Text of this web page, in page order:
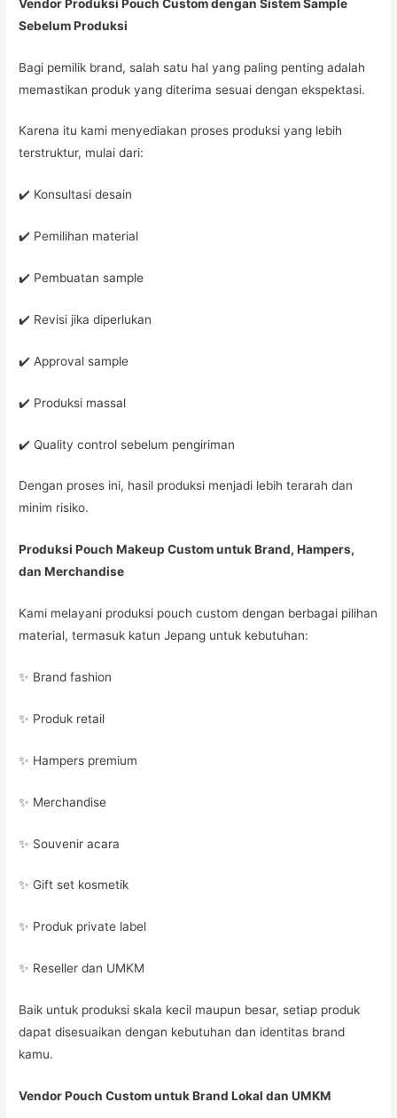
Vendor Produksi Pouch Custom dengan Sistem Sample
Sebelum Produksi
Bagi pemilik brand, salah satu hal yang paling penting adalah
memastikan produk yang diterima sesuai dengan ekspektasi.
Karena itu kami menyediakan proses produksi yang lebih
terstruktur, mulai dari:
✔️ Konsultasi desain
✔️ Pemilihan material
✔️ Pembuatan sample
✔️ Revisi jika diperlukan
✔️ Approval sample
✔️ Produksi massal
✔️ Quality control sebelum pengiriman
Dengan proses ini, hasil produksi menjadi lebih terarah dan
minim risiko.
Produksi Pouch Makeup Custom untuk Brand, Hampers,
dan Merchandise
Kami melayani produksi pouch custom dengan berbagai pilihan
material, termasuk katun Jepang untuk kebutuhan:
✨ Brand fashion
✨ Produk retail
✨ Hampers premium
✨ Merchandise
✨ Souvenir acara
✨ Gift set kosmetik
✨ Produk private label
✨ Reseller dan UMKM
Baik untuk produksi skala kecil maupun besar, setiap produk
dapat disesuaikan dengan kebutuhan dan identitas brand
kamu.
Vendor Pouch Custom untuk Brand Lokal dan UMKM